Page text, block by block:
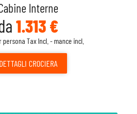
Interne
1.313 €
persona Tax Incl. - mance incl.
DETTAGLI CROCIERA